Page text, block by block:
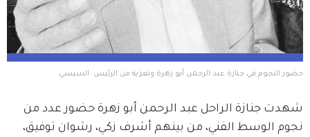
حضور النجوم في جنازة عبد الرحمن أبو زهرة وتعزية من الرئيس  السيسي
شهدت جنازة الراحل عبد الرحمن أبو زهرة حضور عدد من
نجوم الوسط الفني، من بينهم أشرف زكي، رشوان توفيق،